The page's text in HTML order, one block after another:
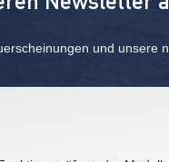
und unsere